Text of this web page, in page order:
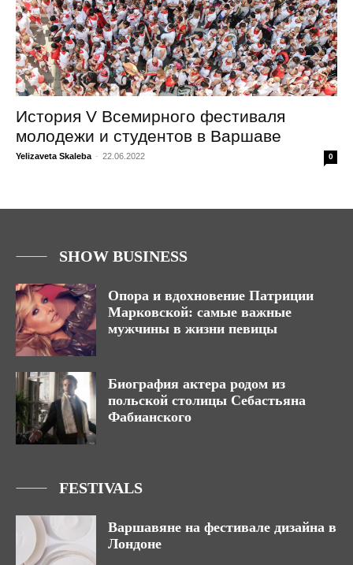
История V Всемирного фестиваля
молодежи и студентов в Варшаве
Yelizaveta Skaleba - 22.06.2022 0
SHOW BUSINESS
Опора и вдохновение Патриции
Марковской: самые важные
мужчины в жизни певицы
Биография актера родом из
польской столицы Себастьяна
Фабианского
FESTIVALS
Варшавяне на фестивале дизайна в
Лондоне